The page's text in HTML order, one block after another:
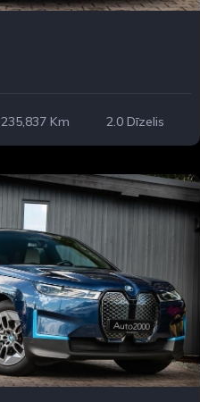
235,837 Km 2.0 Dīzelis